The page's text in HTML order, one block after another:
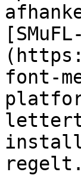
font-
regelt.